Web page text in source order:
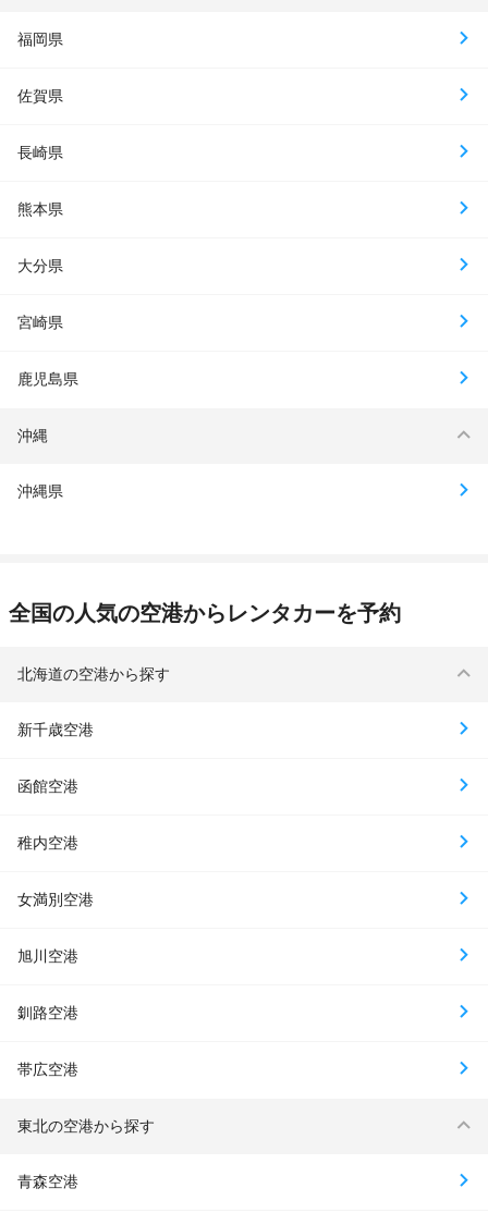
福岡県
佐賀県
長崎県
熊本県
大分県
宮崎県
鹿児島県
沖縄
沖縄県
全国の人気の空港からレンタカーを予約
北海道の空港から探す
新千歳空港
函館空港
稚内空港
女満別空港
旭川空港
釧路空港
帯広空港
東北の空港から探す
青森空港